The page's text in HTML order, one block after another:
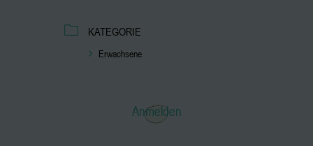
KATEGORIE
Erwachsene
Anmelden